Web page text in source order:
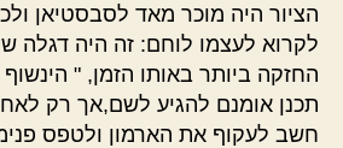
הציור היה מוכר מאד לסבסטיאן
לקרוא לעצמו לוחם: זה היה דגלה
החזקה ביותר באותו הזמן, "
תכנן אומנם להגיע לשם,אך רק
חשב לעקוף את הארמון ולטפס